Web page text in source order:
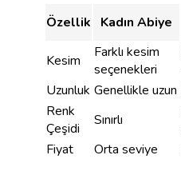
Özellik Kadın Abiye
Kesim
Farklı kesim
seçenekleri
Uzunluk Genellikle uzun
Renk
Çeşidi
Sınırlı
Fiyat
Orta seviye